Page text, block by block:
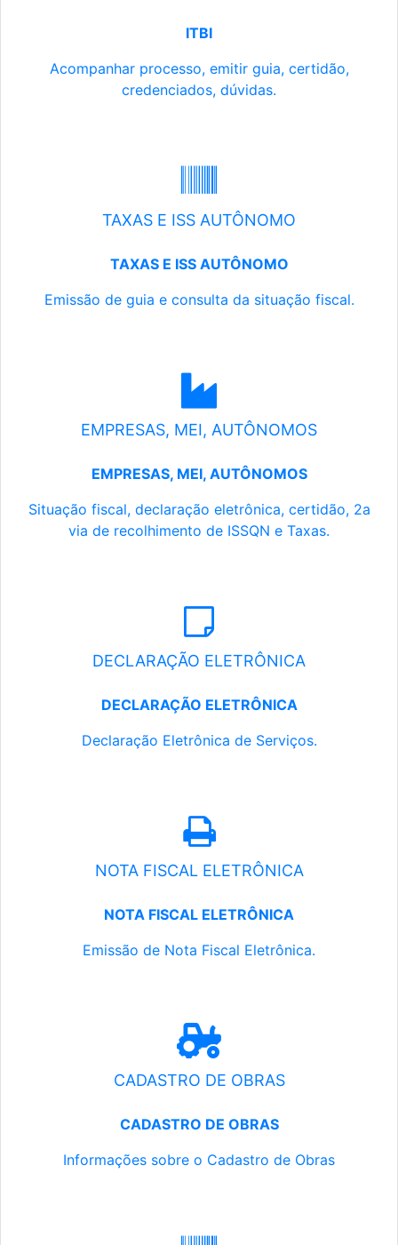
ITBI
Acompanhar processo, emitir guia, certidão,
credenciados, dúvidas.
TAXAS E ISS AUTÔNOMO
TAXAS E ISS AUTÔNOMO
Emissão de guia e consulta da situação fiscal.
EMPRESAS, MEI, AUTÔNOMOS
EMPRESAS, MEI, AUTÔNOMOS
Situação fiscal, declaração eletrônica, certidão, 2a
via de recolhimento de ISSQN e Taxas.
DECLARAÇÃO ELETRÔNICA
DECLARAÇÃO ELETRÔNICA
Declaração Eletrônica de Serviços.
NOTA FISCAL ELETRÔNICA
NOTA FISCAL ELETRÔNICA
Emissão de Nota Fiscal Eletrônica.
CADASTRO DE OBRAS
CADASTRO DE OBRAS
Informações sobre o Cadastro de Obras